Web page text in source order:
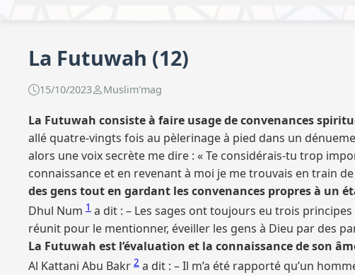
La Futuwah (12)
15/10/2023 Muslim'mag
La Futuwah consiste à faire usage de convenances
allé quatre-vingts fois au pèlerinage à pied dans un
alors une voix secrète me dire : « Te considérais-tu trop
connaissance et en revenant à moi je me trouvais en train
des gens tout en gardant les convenances propres à un
Dhul Num 1 a dit : – Les sages ont toujours eu trois
réunit pour le mentionner, éveiller les gens à Dieu par des
La Futuwah est l’évaluation et la connaissance de son
Al Kattani Abu Bakr 2 a dit : – Il m’a été rapporté qu’un